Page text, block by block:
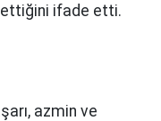
ifade etti.
azmin ve